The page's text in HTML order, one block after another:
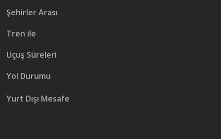
Şehirler Arası
Tren ile
Uçuş Süreleri
Yol Durumu
Yurt Dışı Mesafe